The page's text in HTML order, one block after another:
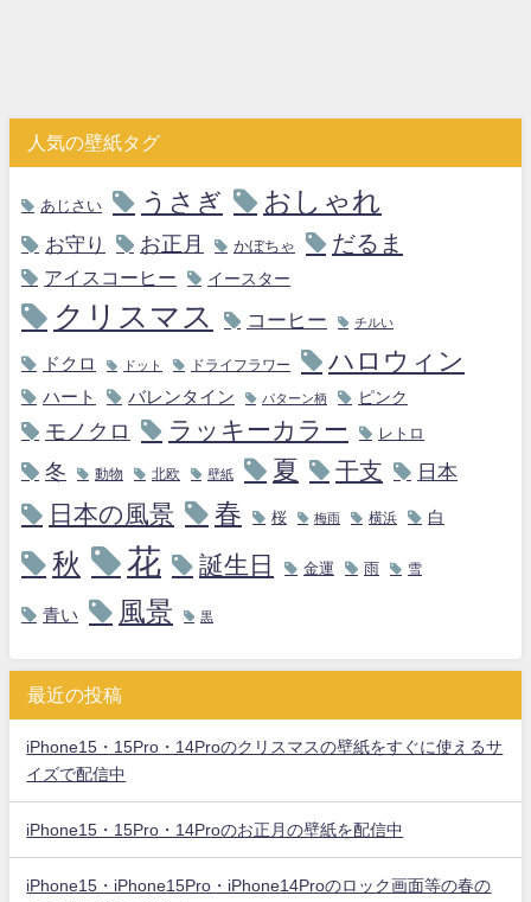
人気の壁紙タグ
あじさい うさぎ おしゃれ
お守り お正月 かぼちゃ だるま
アイスコーヒー イースター
クリスマス コーヒー チルい
ドクロ ドット ドライフラワー ハロウィン
ハート バレンタイン パターン柄 ピンク
モノクロ ラッキーカラー レトロ
冬 動物 北欧 壁紙 夏 干支 日本
日本の風景 春 桜 梅雨 横浜 白
秋 花 誕生日 金運 雨 雪
青い 風景 黒
最近の投稿
iPhone15・15Pro・14Proのクリスマスの壁紙をすぐに使えるサ
イズで配信中
iPhone15・15Pro・14Proのお正月の壁紙を配信中
iPhone15・iPhone15Pro・iPhone14Proのロック画面等の春の